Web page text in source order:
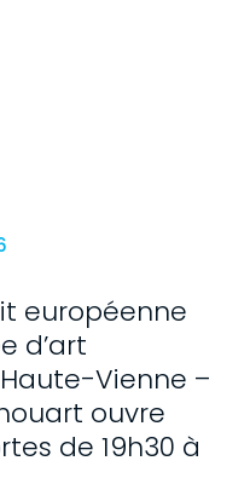
européenne
d’art
Vienne –
ouvre
de 19h30 à